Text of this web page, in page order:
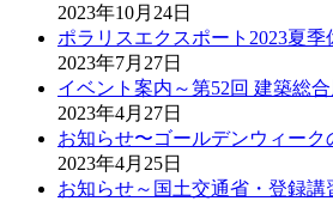
2023年10月24日
ポラリスエクスポート2023夏
2023年7月27日
イベント案内～第52回 建築総
2023年4月27日
お知らせ〜ゴールデンウィーク
2023年4月25日
お知らせ～国土交通省・登録講